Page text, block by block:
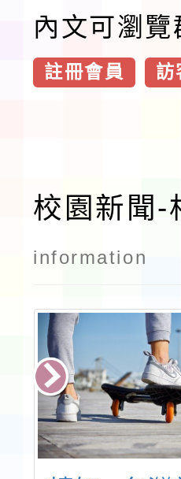
內文可瀏覽
註冊會員 訪
校園新聞-
information